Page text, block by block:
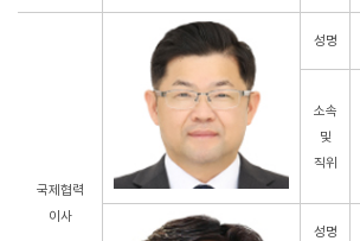
국제협력
이사
성명
소속
및
직위
성명